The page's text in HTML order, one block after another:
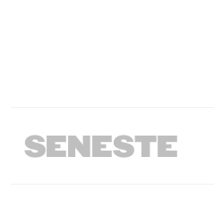
SENESTE